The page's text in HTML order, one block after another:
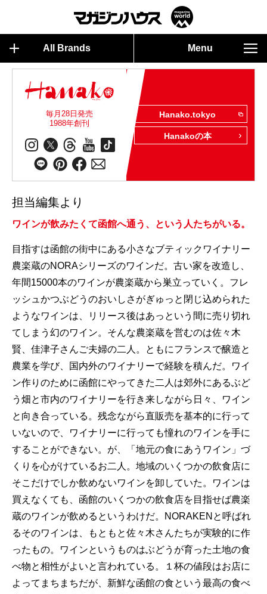
All Brands Menu
毎月28日発売
1988年創刊
Hanako.tokyo
Hanakoの本
担当編集より
ワインが飲みたくて函館へ通う、という人たちがいる。
目指すは函館の街中にある小さなブティックワイナリー
農楽蔵のNORAシリーズのワインだ。古い家を改造し、
年間15000本のワインが農楽蔵から巣立っていく。フレ
ッシュかつぶどうのおいしさがぎゅっと閉じ込められた
ようなワインは、リリース後はあっという間に売り切れ
てしまう幻のワイン。そんな農楽蔵を営むのは佐々木
賢、佳津子さんご夫婦の二人。ともにフランスで醸造と
農業を学び、国内外のワイナリーで経験を積んだ。ワイ
ン作りのために函館にやってきた二人は郊外にあるぶど
う畑と市内のワイナリーを行き来しながら日々、ワイン
と向き合っている。残念ながら直販売を基本的に行って
いないので、ワイナリーに行っても憧れのワインを手に
することができない。が、「地元の食にあうワイン」づ
くりを心がけているお二人。地域のいくつかの飲食店に
そこだけでしか飲めないワインを卸していた。ワインは
買えなくても、函館のいくつかの飲食店を目指せば農楽
蔵のワインが飲めるというわけだ。NORAKENと呼ばれ
るそのワインは、もともと佐々木さんたちが実験的に作
ったもの。ワインというものはぶどうが育った土地の食
べ物と相性がよいと言われている。１杯の値段はお店に
よってまちまちだが、新鮮な函館の食という最高の食べ